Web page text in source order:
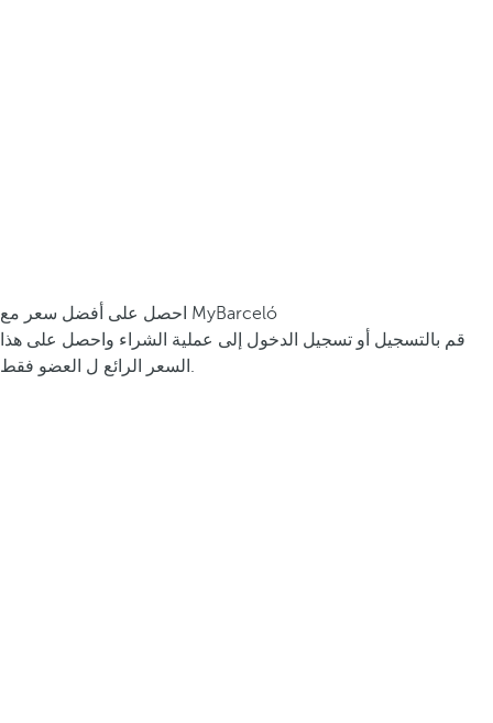
احصل على أفضل سعر مع MyBarceló
قم بالتسجيل أو تسجيل الدخول إلى عملية الشراء واحصل على هذا
السعر الرائع ل العضو فقط.